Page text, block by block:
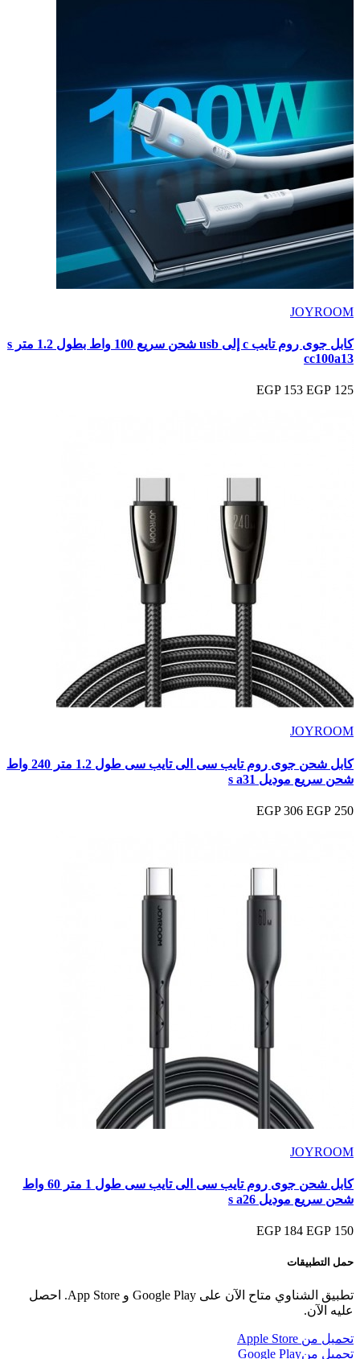
JOYROOM
كابل جوى روم تايب c إلى usb شحن سريع 100 واط بطول 1.2 متر s
cc100a13
125 EGP
153 EGP
JOYROOM
كابل شحن جوى روم تايب سى الى تايب سى طول 1.2 متر 240 واط
شحن سريع موديل s a31
250 EGP
306 EGP
JOYROOM
كابل شحن جوى روم تايب سى الى تايب سى طول 1 متر 60 واط
شحن سريع موديل s a26
150 EGP
184 EGP
حمل التطبيقات
تطبيق الشناوي متاح الآن على Google Play و App Store. احصل
عليه الآن.
تحميل من Apple Store
تحميل منGoogle Play